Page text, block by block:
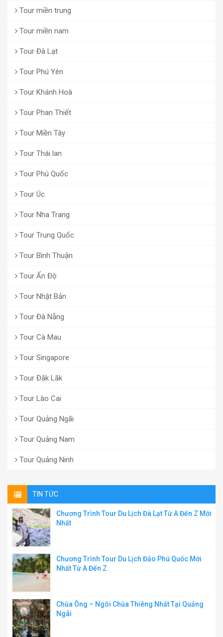
Tour miền trung
Tour miền nam
Tour Đà Lạt
Tour Phú Yên
Tour Khánh Hoà
Tour Phan Thiết
Tour Miền Tây
Tour Thái lan
Tour Phú Quốc
Tour Úc
Tour Nha Trang
Tour Trung Quốc
Tour Bình Thuận
Tour Ấn Độ
Tour Nhật Bản
Tour Đà Nẵng
Tour Cà Mau
Tour Singapore
Tour Đăk Lăk
Tour Lào Cai
Tour Quảng Ngãi
Tour Quảng Nam
Tour Quảng Ninh
TIN TỨC
Chương Trình Tour Du Lịch Đà Lạt Từ A Đến Z Mới
Nhất
Chương Trình Tour Du Lịch Đảo Phú Quốc Mới
Nhất Từ A Đến Z
Chùa Ông – Ngôi Chùa Thiêng Nhất Tại Quảng
Ngãi